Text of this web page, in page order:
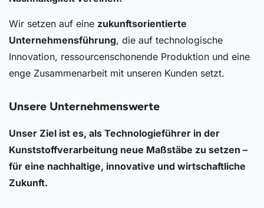
Wir setzen auf eine zukunftsorientierte
Unternehmensführung, die auf technologische
Innovation, ressourcenschonende Produktion und eine
enge Zusammenarbeit mit unseren Kunden setzt.
Unsere Unternehmenswerte
Unser Ziel ist es, als Technologieführer in der
Kunststoffverarbeitung neue Maßstäbe zu setzen –
für eine nachhaltige, innovative und wirtschaftliche
Zukunft.